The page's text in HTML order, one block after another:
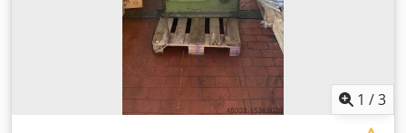
1 /3